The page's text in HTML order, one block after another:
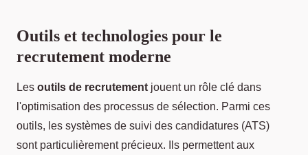
Outils et technologies pour le
recrutement moderne
Les outils de recrutement jouent un rôle clé dans
l'optimisation des processus de sélection. Parmi ces
outils, les systèmes de suivi des candidatures (ATS)
sont particulièrement précieux. Ils permettent aux